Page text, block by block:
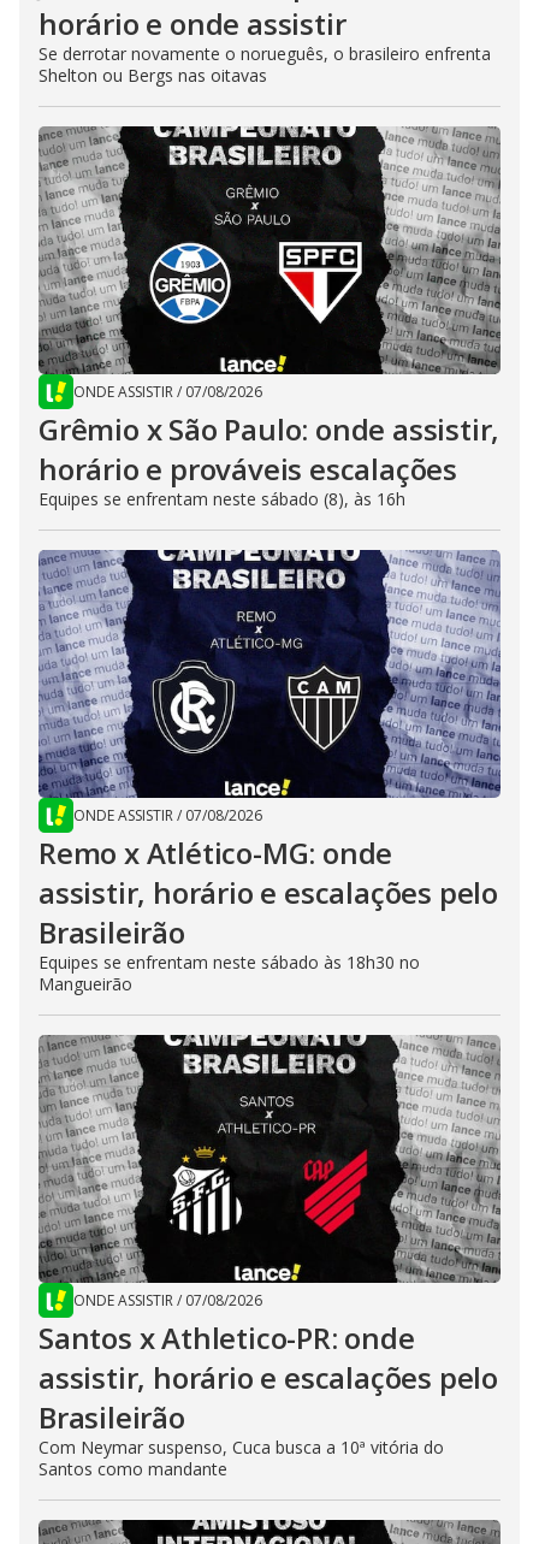
horário e onde assistir
Se derrotar novamente o norueguês, o brasileiro enfrenta
Shelton ou Bergs nas oitavas
ONDE ASSISTIR/ 07/08/2026
Grêmio x São Paulo: onde assistir,
horário e prováveis escalações
Equipes se enfrentam neste sábado (8), às 16h
ONDE ASSISTIR/ 07/08/2026
Remo x Atlético-MG: onde
assistir, horário e escalações pelo
Brasileirão
Equipes se enfrentam neste sábado às 18h30 no
Mangueirão
ONDE ASSISTIR/ 07/08/2026
Santos x Athletico-PR: onde
assistir, horário e escalações pelo
Brasileirão
Com Neymar suspenso, Cuca busca a 10ª vitória do
Santos como mandante